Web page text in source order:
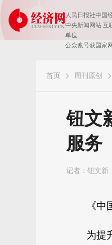
人民日报社中国
中央新闻网站 互
单位
公众账号获国家
首页 周刊原创
钮文
服务
记者： 钮文新
《
为提